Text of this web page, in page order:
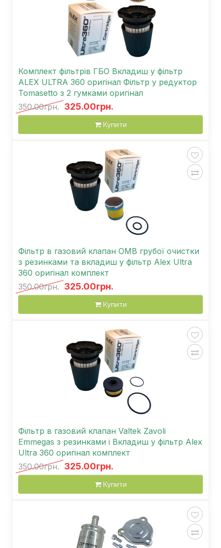
Комплект фільтрів ГБО Вкладиш у фільтр
ALEX ULTRA 360 оригінал Фільтр у редуктор
Tomasetto з 2 гумками оригінал
350.00грн. 325.00грн.
Купити
Фільтр в газовий клапан OMB грубої очистки
з резинками та вкладиш у фільтр Alex Ultra
360 оригінал комплект
350.00грн. 325.00грн.
Купити
Фільтр в газовий клапан Valtek Zavoli
Emmegas з резинками і Вкладиш у фільтр Alex
Ultra 360 оригінал комплект
350.00грн. 325.00грн.
Купити